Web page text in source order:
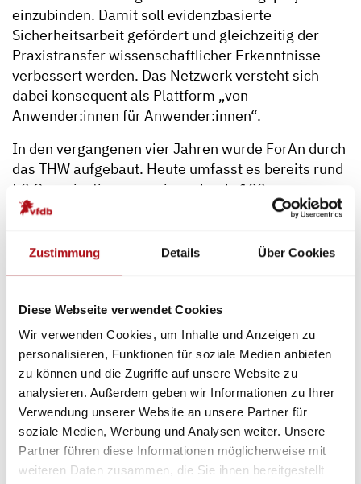
Zustimmung Details Über Cookies
Diese Webseite verwendet Cookies
Wir verwenden Cookies, um Inhalte und Anzeigen zu
personalisieren, Funktionen für soziale Medien anbieten
zu können und die Zugriffe auf unsere Website zu
analysieren. Außerdem geben wir Informationen zu Ihrer
Verwendung unserer Website an unsere Partner für
soziale Medien, Werbung und Analysen weiter. Unsere
Partner führen diese Informationen möglicherweise mit
weiteren Daten zusammen, die Sie ihnen bereitgestellt
einzubinden. Damit soll evidenzbasierte
Sicherheitsarbeit gefördert und gleichzeitig der
Praxistransfer wissenschaftlicher Erkenntnisse
verbessert werden. Das Netzwerk versteht sich
dabei konsequent als Plattform „von
Anwender:innen für Anwender:innen“.
In den vergangenen vier Jahren wurde ForAn durch
das THW aufgebaut. Heute umfasst es bereits rund
50 Organisationen sowie mehr als 100
Einzelkontakte. Mit ForAn+ wird diese Basis nun
soll erhöht, der Zugang zur Sicherheitsforschung
Zugänge und Perspektiven ein: Während die DHPol
die polizeiliche Gefahrenabwehr abdeckt,
adressiert die vfdb insbesondere die
nichtpolizeiliche Gefahrenabwehr. DEFUS vernetzt
Städte und Kommunen, während das THW seine
langjährige Erfahrung als operative
Einsatzorganisation und Forschungspartner